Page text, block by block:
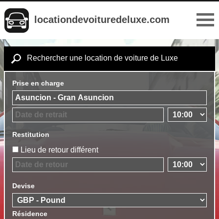
locationdevoituredeluxe.com
Rechercher une location de voiture de Luxe
Prise en charge
Restitution
Lieu de retour différent
Devise
Résidence